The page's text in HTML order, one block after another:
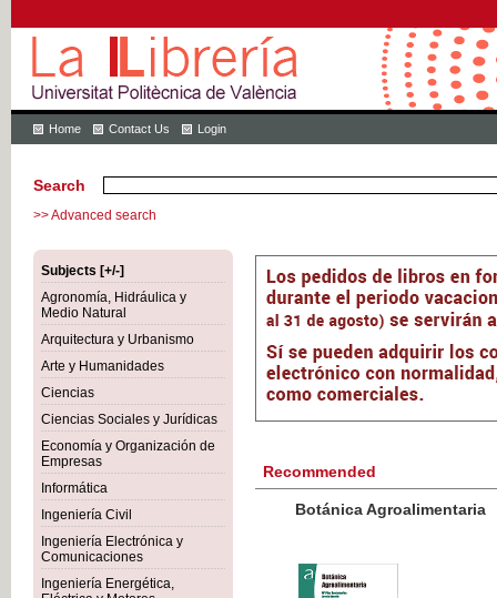
Home Contact Us Login
Search
>> Advanced search
Subjects [+/-]
Agronomía, Hidráulica y
Medio Natural
Arquitectura y Urbanismo
Arte y Humanidades
Ciencias
Ciencias Sociales y Jurídicas
Economía y Organización de
Empresas
Informática
Ingeniería Civil
Ingeniería Electrónica y
Comunicaciones
Ingeniería Energética,
Recommended
Botánica Agroalimentaria